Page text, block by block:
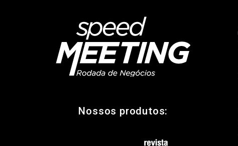
Nossos produtos: